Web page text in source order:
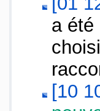
a été
[10